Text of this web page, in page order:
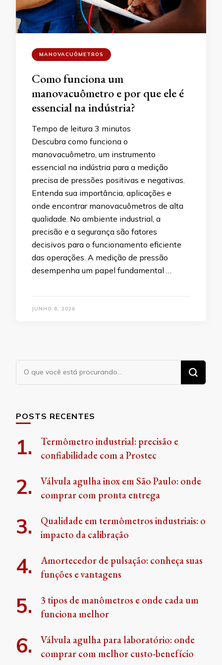
MANOVACUÔMETROS
Como funciona um
manovacuômetro e por que ele é
essencial na indústria?
Tempo de leitura 3 minutos
Descubra como funciona o
manovacuômetro, um instrumento
essencial na indústria para a medição
precisa de pressões positivas e negativas.
Entenda sua importância, aplicações e
onde encontrar manovacuômetros de alta
qualidade. No ambiente industrial, a
precisão e a segurança são fatores
decisivos para o funcionamento eficiente
das operações. A medição de pressão
desempenha um papel fundamental …
JUNHO 8, 2026
Procurando
algo?
POSTS RECENTES
Termômetro industrial: precisão e
confiabilidade com a Prostec
Válvula agulha inox em São Paulo: onde
comprar com pronta entrega
Qualidade em termômetros industriais: o
impacto da calibração
Amortecedor de pulsação: conheça suas
funções e vantagens
3 tipos de manômetros e onde cada um
funciona melhor
Válvula agulha para laboratório: onde
comprar com melhor custo-benefício